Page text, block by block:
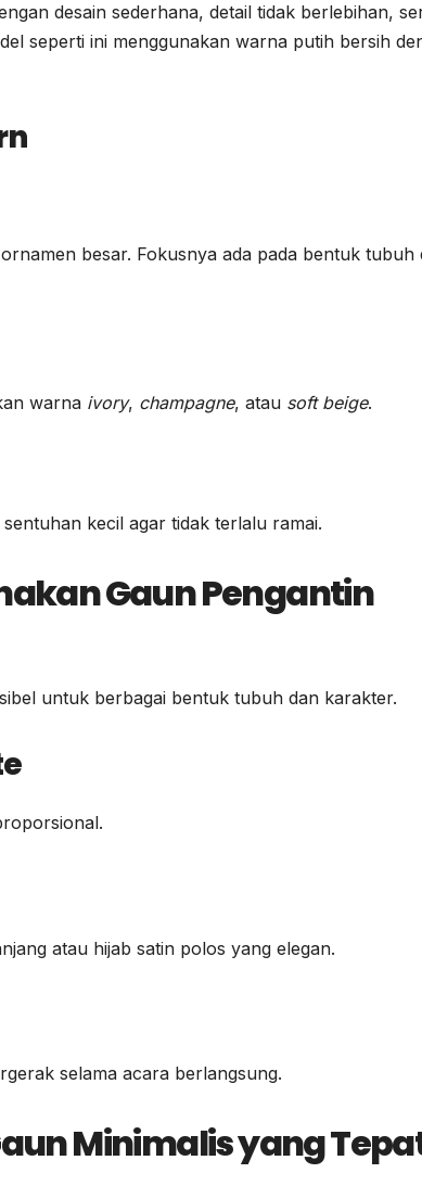
desain sederhana, detail tidak berlebihan,
seperti ini menggunakan warna putih bersih
besar. Fokusnya ada pada bentuk tubuh
warna ivory, champagne, atau soft beige.
kecil agar tidak terlalu ramai.
Gaun Pengantin
untuk berbagai bentuk tubuh dan karakter.
atau hijab satin polos yang elegan.
selama acara berlangsung.
Minimalis yang